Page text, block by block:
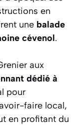
en
une balade
cévenol.
aux
dédié à
pour
faire local,
en profitant du